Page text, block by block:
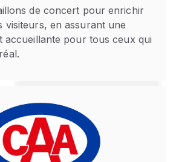
de concert pour enrichir
visiteurs, en assurant une
accueillante pour tous ceux qui